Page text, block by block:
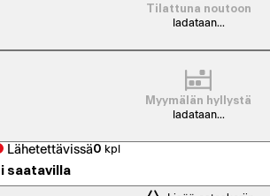
Tilattuna noutoon
ladataan...
Myymälän hyllystä
ladataan...
Lähetettävissä0 kpl
saatavilla